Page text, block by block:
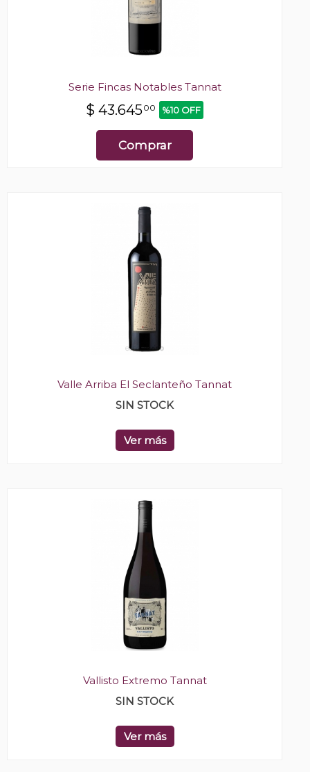
Serie Fincas Notables Tannat
$ 43.64500 %10 OFF
Comprar
Valle Arriba El Seclanteño Tannat
SIN STOCK
Ver más
Vallisto Extremo Tannat
SIN STOCK
Ver más